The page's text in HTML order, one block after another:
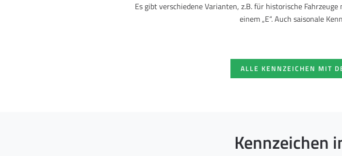
Es gibt verschiedene Varianten, z.B. für historische
einem „E“. Auch saisonale
ALLE KENNZEICHEN MIT
Kennzeichen